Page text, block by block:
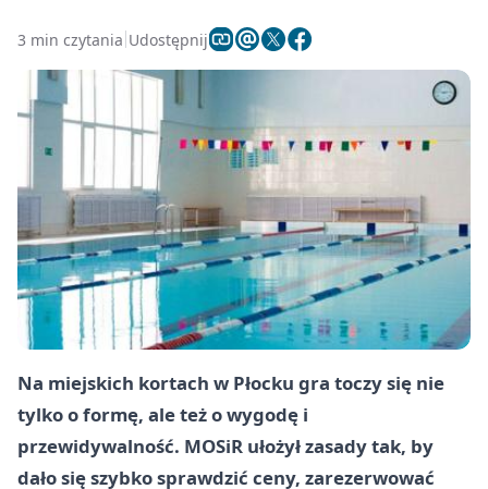
3 min czytania Udostępnij
Na miejskich kortach w Płocku gra toczy się nie
tylko o formę, ale też o wygodę i
przewidywalność. MOSiR ułożył zasady tak, by
dało się szybko sprawdzić ceny, zarezerwować